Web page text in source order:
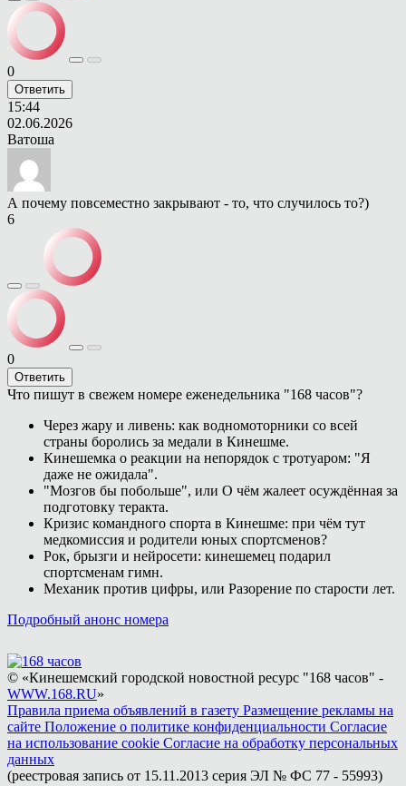
0
Ответить
15:44
02.06.2026
Ватоша
А почему повсеместно закрывают - то, что случилось то?)
6
0
Ответить
Что пишут в свежем номере еженедельника "168 часов"?
Через жару и ливень: как водномоторники со всей
страны боролись за медали в Кинешме.
Кинешемка о реакции на непорядок с тротуаром: "Я
даже не ожидала".
"Мозгов бы побольше", или О чём жалеет осуждённая за
подготовку теракта.
Кризис командного спорта в Кинешме: при чём тут
медкомиссия и родители юных спортсменов?
Рок, брызги и нейросети: кинешемец подарил
спортсменам гимн.
Механик против цифры, или Разорение по старости лет.
Подробный анонс номера
© «Кинешемский городской новостной ресурс "168 часов" -
WWW.168.RU»
Правила приема объявлений в газету Размещение рекламы на
сайте Положение о политике конфиденциальности Согласие
на использование cookie Согласие на обработку персональных
данных
(реестровая запись от 15.11.2013 серия ЭЛ № ФС 77 - 55993)